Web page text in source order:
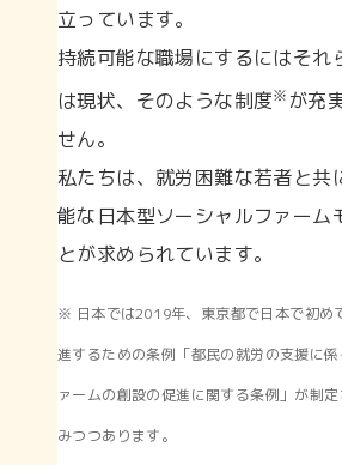
立っています。
持続可能な職場にするにはそれ
は現状、そのような制度※ が充
せん。
私たちは、就労困難な若者と共
能な日本型ソーシャルファーム
とが求められています。
※ 日本では2019年、東京都で日本で初め
進するための条例「都民の就労の支援に
ァームの創設の促進に関する条例」が制
みつつあります。